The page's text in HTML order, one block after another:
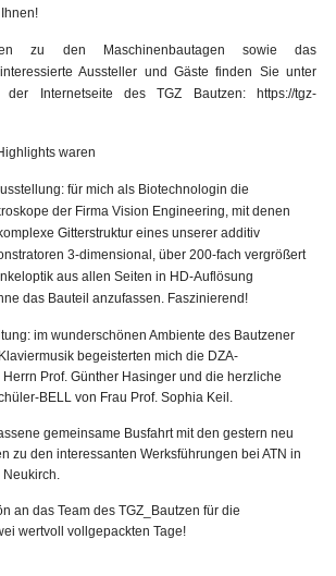
zu den Maschinenbautagen sowie das
Aussteller und Gäste finden Sie unter
Internetseite des TGZ Bautzen: https://tgz-
waren
für mich als Biotechnologin die
der Firma Vision Engineering, mit denen
Gitterstruktur eines unserer additiv
3-dimensional, über 200-fach vergrößert
aus allen Seiten in HD-Auflösung
das Bauteil anzufassen. Faszinierend!
im wunderschönen Ambiente des Bautzener
begeisterten mich die DZA-
Prof. Günther Hasinger und die herzliche
BELL von Frau Prof. Sophia Keil.
gemeinsame Busfahrt mit den gestern neu
zu den interessanten Werksführungen bei ATN in
Neukirch.
an das Team des TGZ_Bautzen für die
wertvoll vollgepackten Tage!